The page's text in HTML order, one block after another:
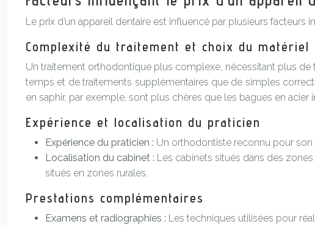
Le prix d’un appareil dentaire est influencé par plusieurs facteurs
Complexité du traitement et choix du matériel
Un traitement orthodontique plus complexe, nécessitant plus
temps et de traitements supplémentaires que de simples
en saphir, par exemple, sont plus chères que les bagues en acier
Expérience et localisation du praticien
Expérience du praticien : Un orthodontiste reconnu pour
Localisation du cabinet : Les cabinets situés dans des
situés en zones rurales.
Prestations complémentaires
Examens et radiographies : Les techniques utilisées pour